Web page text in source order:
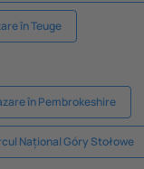
în Teuge
în Pembrokeshire
Național Góry Stołowe